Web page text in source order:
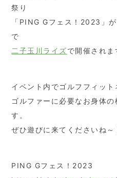
祭り
「PING Gフェス！2023」
で
二子玉川ライズで開催されま
イベント内でゴルフフィッ
ゴルファーに必要なお身体
す。
ぜひ遊びに来てくださいね～
PING Gフェス！2023